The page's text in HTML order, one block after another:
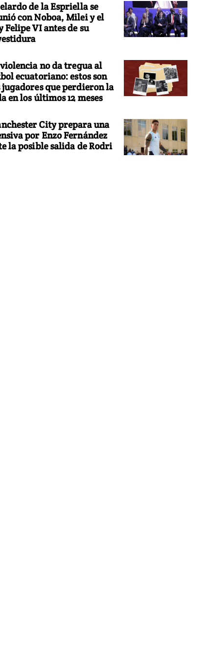
de la Espriella se
con Noboa, Milei y el
Felipe VI antes de su
no da tregua al
ecuatoriano: estos son
jugadores que perdieron la
en los últimos 12 meses
City prepara una
por Enzo Fernández
la posible salida de Rodri